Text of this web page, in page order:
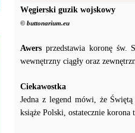
Węgierski guzik wojskowy
© buttonarium.eu
Awers przedstawia koronę św.
wewnętrzny ciągły oraz
Ciekawostka
Jedna z legend mówi, że
książe Polski, ostatecznie korona